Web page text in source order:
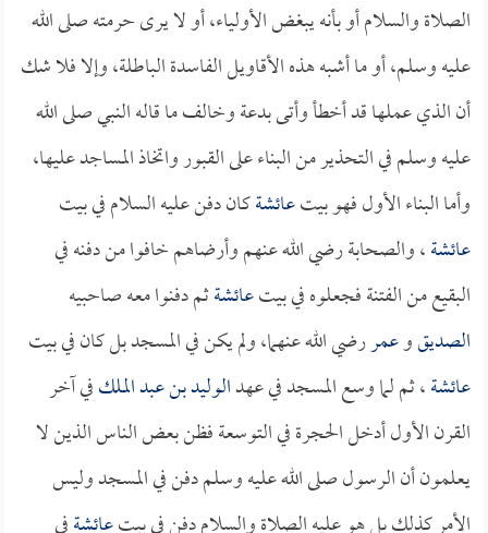
الصلاة والسلام أو بأنه يبغض الأولياء، أو لا يرى حرمته صلى الله
عليه وسلم، أو ما أشبه هذه الأقاويل الفاسدة الباطلة، وإلا فلا شك
أن الذي عملها قد أخطأ وأتى بدعة وخالف ما قاله النبي صلى الله
عليه وسلم في التحذير من البناء على القبور واتخاذ المساجد عليها،
وأما البناء الأول فهو بيتعائشةكان دفن عليه السلام في بيت
عائشة، والصحابة رضي الله عنهم وأرضاهم خافوا من دفنه في
البقيع من الفتنة فجعلوه في بيتعائشةثم دفنوا معه صاحبيه
الصديقوعمررضي الله عنهما، ولم يكن في المسجد بل كان في بيت
عائشة، ثم لما وسع المسجد في عهدالوليد بن عبد الملكفي آخر
القرن الأول أدخل الحجرة في التوسعة فظن بعض الناس الذين لا
يعلمون أن الرسول صلى الله عليه وسلم دفن في المسجد وليس